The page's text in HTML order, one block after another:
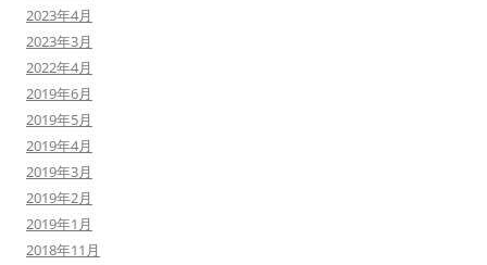
2023年4月
2023年3月
2022年4月
2019年6月
2019年5月
2019年4月
2019年3月
2019年2月
2019年1月
2018年11月